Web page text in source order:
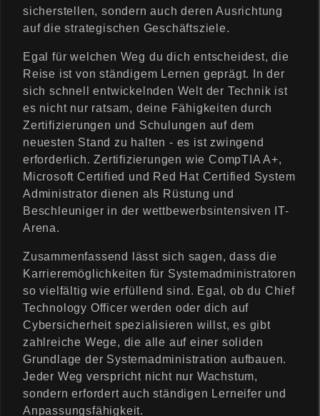
sicherstellen, sondern auch deren Ausrichtung
auf die strategischen Geschäftsziele.
Egal für welchen Weg du dich entscheidest, die
Reise ist von ständigem Lernen geprägt. In der
sich schnell entwickelnden Welt der Technik ist
es nicht nur ratsam, deine Fähigkeiten durch
Zertifizierungen und Schulungen auf dem
neuesten Stand zu halten - es ist zwingend
erforderlich. Zertifizierungen wie CompTIA A+,
Microsoft Certified und Red Hat Certified System
Administrator dienen als Rüstung und
Beschleuniger in der wettbewerbsintensiven IT-
Arena.
Zusammenfassend lässt sich sagen, dass die
Karrieremöglichkeiten für Systemadministratoren
so vielfältig wie erfüllend sind. Egal, ob du Chief
Technology Officer werden oder dich auf
Cybersicherheit spezialisieren willst, es gibt
zahlreiche Wege, die alle auf einer soliden
Grundlage der Systemadministration aufbauen.
Jeder Weg verspricht nicht nur Wachstum,
sondern erfordert auch ständigen Lerneifer und
Anpassungsfähigkeit.